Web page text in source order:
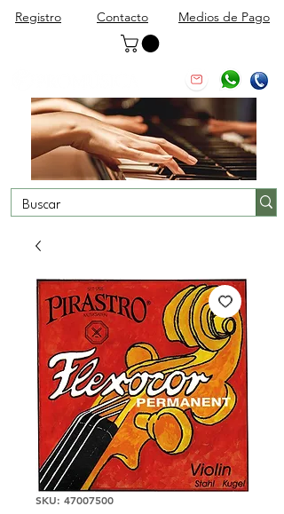
Registro Contacto Medios de Pago
SKU: 47007500